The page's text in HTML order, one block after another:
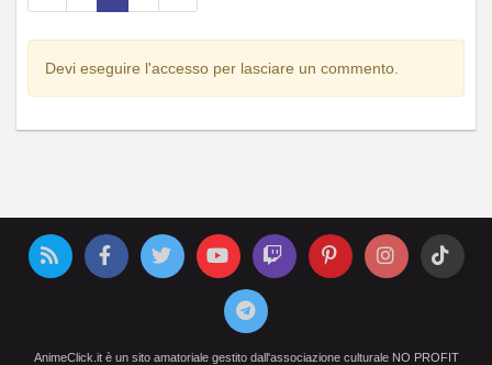
Devi eseguire l'accesso per lasciare un commento.
AnimeClick.it è un sito amatoriale gestito dall'associazione culturale NO PROFIT